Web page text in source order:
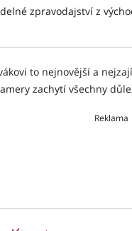
zpravodajství z
to nejnovější a
zachytí všechny
Reklama